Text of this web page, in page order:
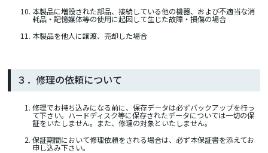
本製品に増設された部品、接続している他の機器、および不適当な消
耗品・記憶媒体等の使用に起因して生じた故障・損傷の場合
本製品を他人に譲渡、売却した場合
３．修理の依頼について
修理でお持ち込みになる前に、保存データは必ずバックアップを行っ
て下さい。ハードディスク等に保存されたデータについては一切の保
証をいたしません。また、修理の対象といたしません。
保証期間において修理依頼をされる場合は、必ず本保証書を添えてお
申し込み下さい。